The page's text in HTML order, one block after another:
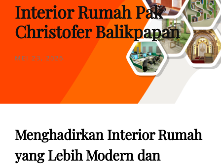
Interior Rumah Pak
Christofer Balikpapan
POSTED
MEI 23, 2026
Menghadirkan Interior Rumah
yang Lebih Modern dan